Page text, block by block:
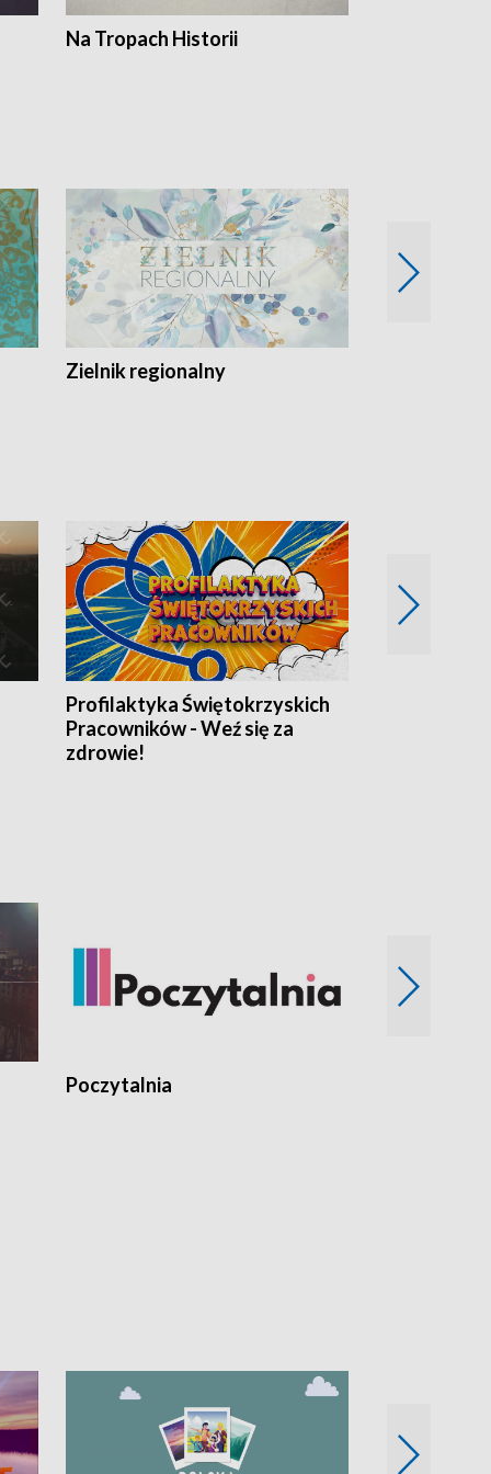
Na Tropach Historii
Zielnik regionalny
Profilaktyka Świętokrzyskich
Pracowników - Weź się za
zdrowie!
Poczytalnia